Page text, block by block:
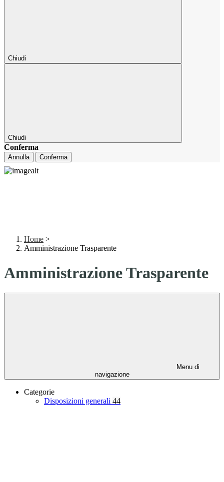
Chiudi
Chiudi
Conferma
Annulla Conferma
Home >
Amministrazione Trasparente
Amministrazione Trasparente
Menu di
navigazione
Categorie
Disposizioni generali 44